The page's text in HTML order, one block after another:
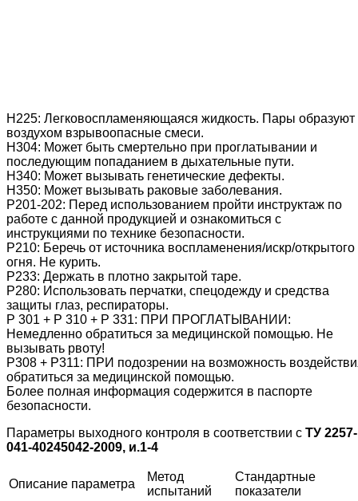
Н225: Легковоспламеняющаяся жидкость. Пары образуют
воздухом взрывоопасные смеси.
Н304: Может быть смертельно при проглатывании и
последующим попаданием в дыхательные пути.
Н340: Может вызывать генетические дефекты.
Н350: Может вызывать раковые заболевания.
Р201-202: Перед использованием пройти инструктаж по
работе с данной продукцией и ознакомиться с
инструкциями по технике безопасности.
Р210: Беречь от источника воспламенения/искр/открытого
огня. Не курить.
Р233: Держать в плотно закрытой таре.
Р280: Использовать перчатки, спецодежду и средства
защиты глаз, респираторы.
Р 301 + Р 310 + Р 331: ПРИ ПРОГЛАТЫВАНИИ:
Немедленно обратиться за медицинской помощью. Не
вызывать рвоту!
Р308 + Р311: ПРИ подозрении на возможность
обратиться за медицинской помощью.
Более полная информация содержится в паспорте
безопасности.
Параметры выходного контроля в соответствии с ТУ 2257-
041-40245042-2009, и.1-4
Описание параметра
Метод
испытаний
Стандартные
показатели